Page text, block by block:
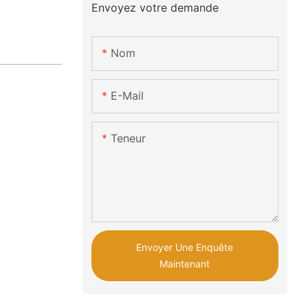
Envoyez votre demande
Nom
E-Mail
Teneur
Envoyer Une Enquête
Maintenant